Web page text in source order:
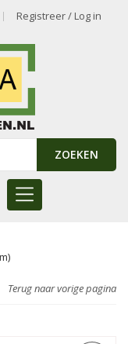
Registreer / Log in
ZOEKEN
Terug naar vorige pagina